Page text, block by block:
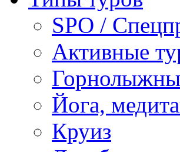
SPO /
Активные
Йога,
Круиз